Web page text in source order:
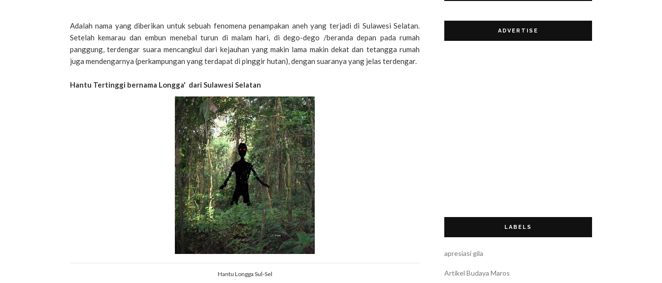
Adalah nama yang diberikan untuk sebuah fenomena penampakan aneh yang terjadi di Sulawesi Selatan.
Setelah kemarau dan embun menebal turun di malam hari, di dego-dego /beranda depan pada rumah
panggung, terdengar suara mencangkul dari kejauhan yang makin lama makin dekat dan tetangga rumah
juga mendengarnya (perkampungan yang terdapat di pinggir hutan), dengan suaranya yang jelas terdengar.
Hantu Tertinggi bernama Longga' dari Sulawesi Selatan
Hantu Longga Sul-Sel
ADVERTISE
LABELS
apresiasi gila
Artikel Budaya Maros